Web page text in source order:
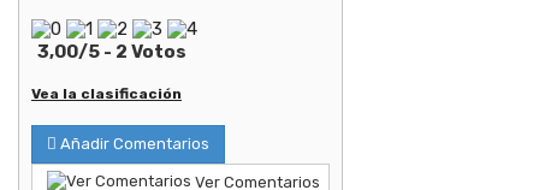
3,00/5 - 2 Votos
Vea la clasificación
Añadir Comentarios
Ver Comentarios